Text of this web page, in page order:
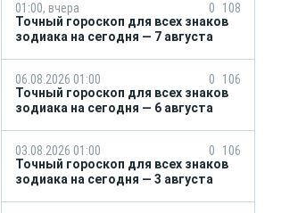
01:00, вчера 0
108
Точный гороскоп для всех знаков
зодиака на сегодня — 7 августа
06.08.2026 01:00 0
106
Точный гороскоп для всех знаков
зодиака на сегодня — 6 августа
03.08.2026 01:00 0
106
Точный гороскоп для всех знаков
зодиака на сегодня — 3 августа